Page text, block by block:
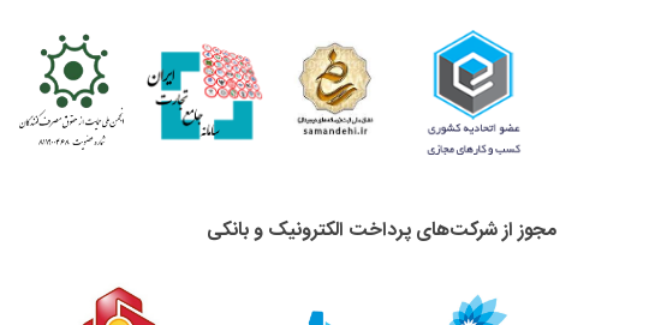
مجوز از شرکت‌های پرداخت الکترونیک و بانکی